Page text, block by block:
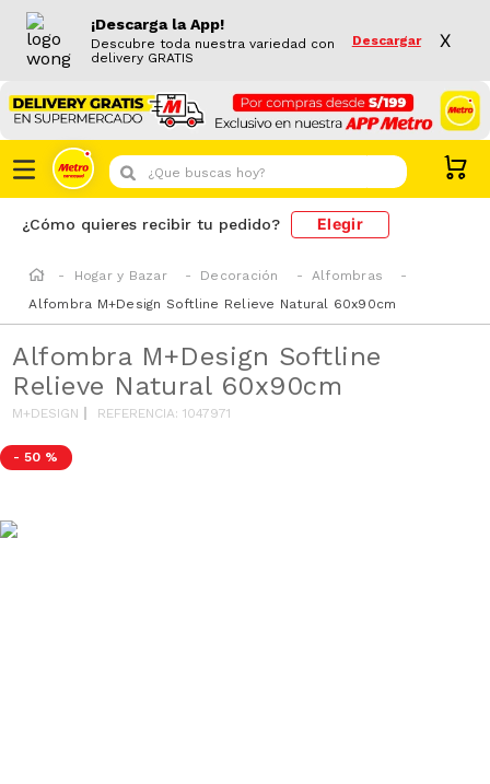
¡Descarga la App!
Descubre toda nuestra variedad con
delivery GRATIS
Descargar X
¿Que buscas hoy?
¿Cómo quieres recibir tu pedido? Elegir
Hogar y Bazar Decoración
Alfombras
Alfombra M+Design Softline Relieve Natural 60x90cm
Alfombra M+Design Softline
Relieve Natural 60x90cm
M+DESIGN REFERENCIA:1047971
- 50 %